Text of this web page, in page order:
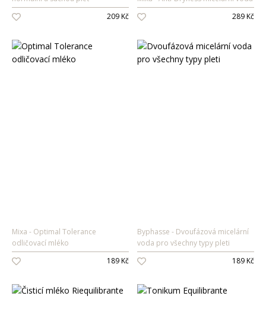
209 Kč
289 Kč
Mixa
Optimal Tolerance
odličovací mléko
189 Kč
Byphasse
Dvoufázová micelární
voda pro všechny typy pleti
189 Kč